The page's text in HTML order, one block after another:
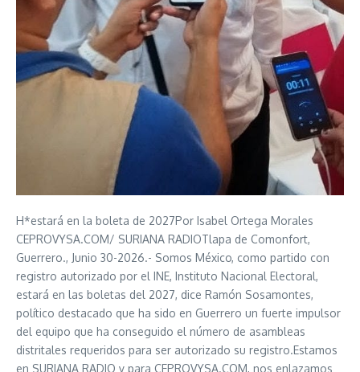
H*estará en la boleta de 2027Por Isabel Ortega Morales
CEPROVYSA.COM/ SURIANA RADIOTlapa de Comonfort,
Guerrero., Junio 30-2026.- Somos México, como partido con
registro autorizado por el INE, Instituto Nacional Electoral,
estará en las boletas del 2027, dice Ramón Sosamontes,
político destacado que ha sido en Guerrero un fuerte impulsor
del equipo que ha conseguido el número de asambleas
distritales requeridos para ser autorizado su registro.Estamos
en SURIANA RADIO y para CEPROVYSA.COM, nos enlazamos